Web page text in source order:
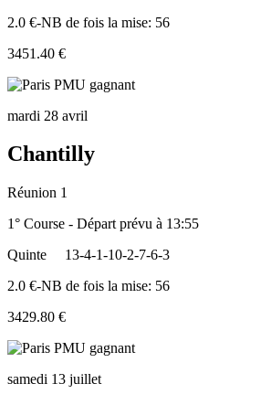
2.0 €-NB de fois la mise: 56
3451.40 €
mardi 28 avril
Chantilly
Réunion 1
1° Course - Départ prévu à 13:55
Quinte
13-4-1-10-2-7-6-3
2.0 €-NB de fois la mise: 56
3429.80 €
samedi 13 juillet